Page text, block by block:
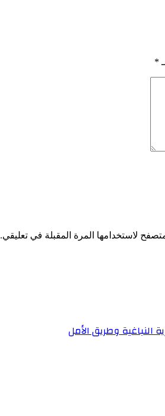
*
لاستخدامها المرة المقبلة في تعليقي.
النباغية وطريق الأمل